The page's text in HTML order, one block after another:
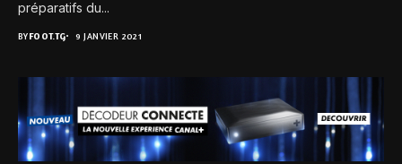
préparatifs du...
BYFOOT.TG 9 JANVIER 2021